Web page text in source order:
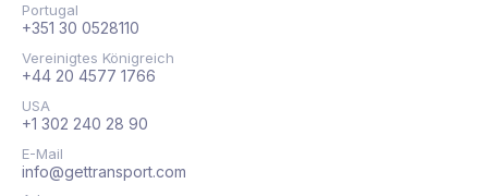
Portugal
+351 30 0528110
Vereinigtes Königreich
+44 20 4577 1766
USA
+1 302 240 28 90
E-Mail
info@gettransport.com